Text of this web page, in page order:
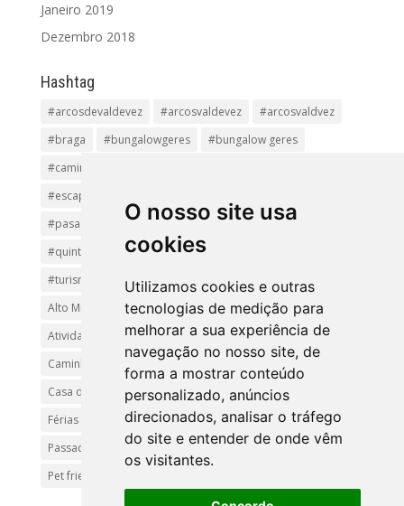
O nosso site usa
cookies
Utilizamos cookies e outras
tecnologias de medição para
melhorar a sua experiência de
navegação no nosso site, de
forma a mostrar conteúdo
personalizado, anúncios
direcionados, analisar o tráfego
do site e entender de onde vêm
os visitantes.
Janeiro 2019
Dezembro 2018
Hashtag
#arcosdevaldevez #arcosvaldevez
#arcosvaldvez
#braga
#bungalowgeres
#bungalow geres
#caminhadas
#escapadinha
#pasadiços
#passadiçosdovez
#penedageres
#quintalamosa
#religião
#turismoreligioso
#turismorural
#vianadocastelo
Alto Minho
Arcos de Valdevez.
Arcos Valdevez
Atividades e Passeios
aventura
Caminhadas e Passeio
Caminho de Santiago
Caminho Minhoto Ribeiro
Casa da Arvore
casa de feria geres
ferias
Férias Geres
Minho
Parque Nacional da Peneda-Gerês
Passadiços do Sistelo
passeios
Peregrinação
Pet friendly